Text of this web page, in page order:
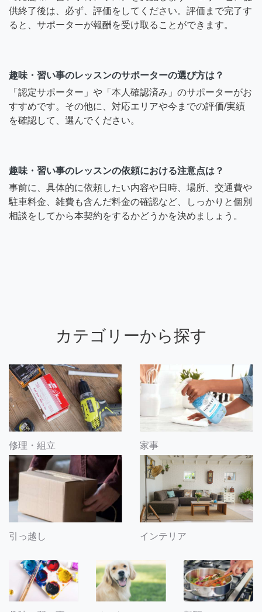
供終了後は、必ず、評価をしてください。評価まで完了す
ると、サポーターが報酬を受け取ることができます。
趣味・習い事のレッスンのサポーターの選び方は？
「認定サポーター」や「本人確認済み」のサポーターがお
すすめです。その他に、対応エリアや今までの評価/実績
を確認して、選んでください。
趣味・習い事のレッスンの依頼における注意点は？
事前に、具体的に依頼したい内容や日時、場所、交通費や
駐車料金、雑費も含んだ料金の確認など、しっかりと個別
相談をしてから本契約をするかどうかを決めましょう。
カテゴリーから探す
修理・組立 家事
引っ越し インテリア